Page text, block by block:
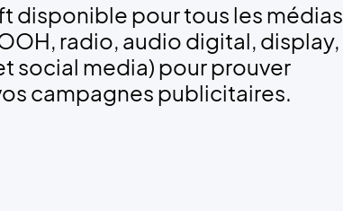
disponible pour tous les médias
radio, audio digital, display,
social media) pour prouver
campagnes publicitaires.